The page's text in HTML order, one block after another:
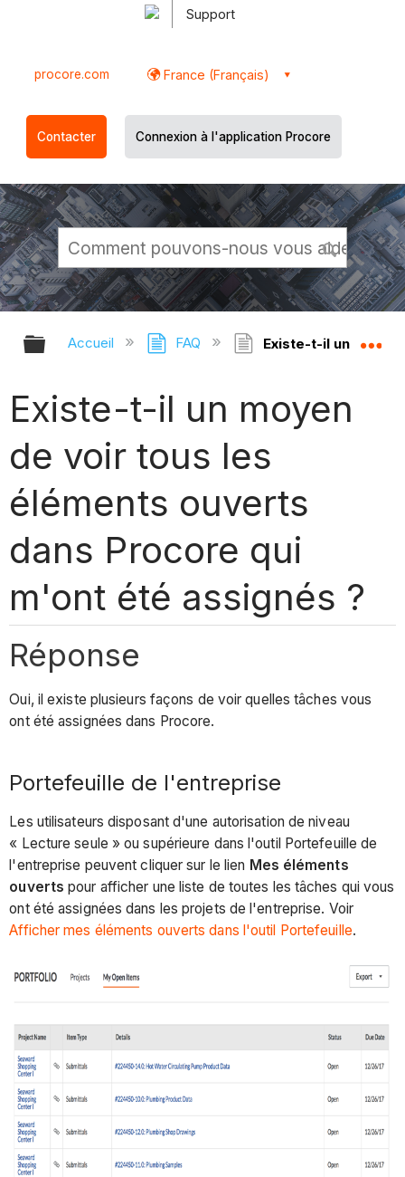
Support
procore.com France (Français)
Contacter Connexion à l'application Procore
Développer/réduire la hiérarchie
Accueil FAQ Existe-t-il un
Existe-t-il un moyen
de voir tous les
éléments ouverts
dans Procore qui
m'ont été assignés ?
Réponse
Oui, il existe plusieurs façons de voir quelles tâches vous
ont été assignées dans Procore.
Portefeuille de l'entreprise
Les utilisateurs disposant d'une autorisation de niveau
« Lecture seule » ou supérieure dans l'outil Portefeuille de
l'entreprise peuvent cliquer sur le lien Mes éléments
ouverts pour afficher une liste de toutes les tâches qui vous
ont été assignées dans les projets de l'entreprise. Voir
Afficher mes éléments ouverts dans l'outil Portefeuille.